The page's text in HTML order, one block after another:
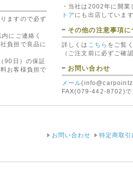
込）
キッカー KICKER QI44
RCAケーブル(KICKER
QI44)
4,130 円（税込）
6,960 円（税込）
ますので必ず
にご連絡く
負担で良品に
90日）の保証
お客様負担で
・当社は2002年に開業
トア にも出店しています
その他の注意事項に
詳しくは こちら をご覧
（ご注文前に必ずご確
お問い合わせ
メール
FAX(079-442-8702)で
お問い合わせ 特定商取